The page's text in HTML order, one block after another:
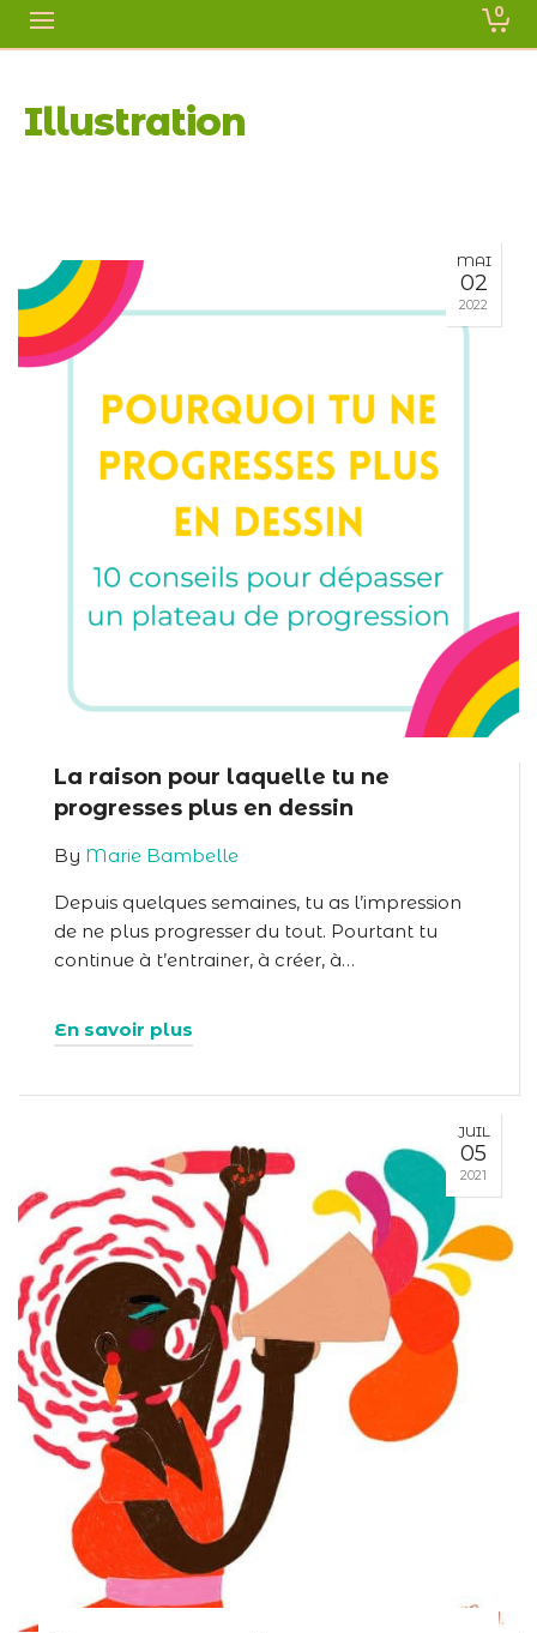
0
Illustration
MAI
02
2022
La raison pour laquelle tu ne
progresses plus en dessin
By Marie Bambelle
Depuis quelques semaines, tu as l’impression
de ne plus progresser du tout. Pourtant tu
continue à t’entrainer, à créer, à…
En savoir plus
JUIL
05
2021